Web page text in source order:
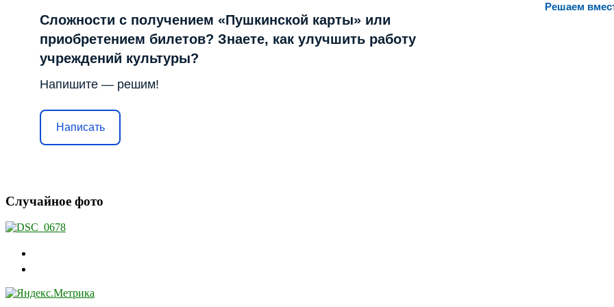
Решаем
Сложности с получением «Пушкинской карты» или
приобретением билетов? Знаете, как улучшить работу
учреждений культуры?
Напишите — решим!
Написать
Случайное фото